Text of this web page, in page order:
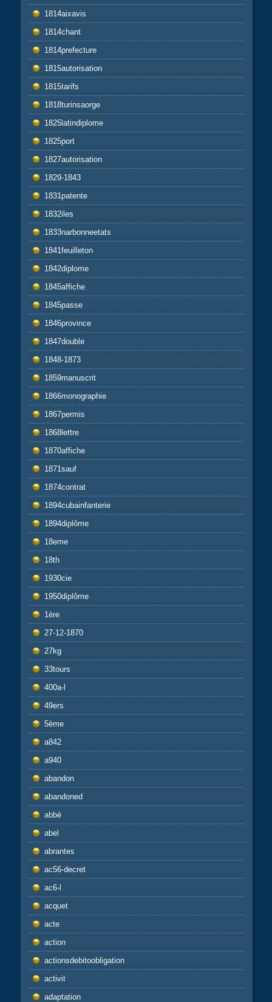
1814aixavis
1814chant
1814prefecture
1815autorisation
1815tarifs
1818turinsaorge
1825latindiplome
1825port
1827autorisation
1829-1843
1831patente
1832iles
1833narbonneetats
1841feuilleton
1842diplome
1845affiche
1845passe
1846province
1847double
1848-1873
1859manuscrit
1866monographie
1867permis
1868lettre
1870affiche
1871sauf
1874contrat
1894cubainfanterie
1894diplôme
18eme
18th
1930cie
1950diplôme
1ère
27-12-1870
27kg
33tours
400a-l
49ers
5ème
a842
a940
abandon
abandoned
abbé
abel
abrantes
ac56-decret
ac6-l
acquet
acte
action
actionsdebitoobligation
activit
adaptation